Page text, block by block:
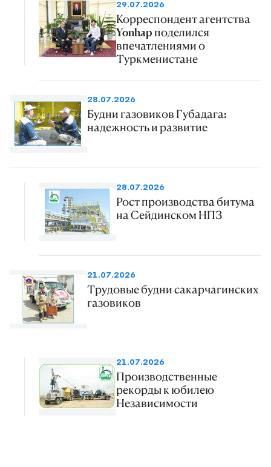
29.07.2026
Корреспондент агентства
Yonhap поделился
впечатлениями о
Туркменистане
28.07.2026
Будни газовиков Губадага:
надежность и развитие
28.07.2026
Рост производства битума
на Сейдинском НПЗ
21.07.2026
Трудовые будни сакарчагинских
газовиков
21.07.2026
Производственные
рекорды к юбилею
Независимости